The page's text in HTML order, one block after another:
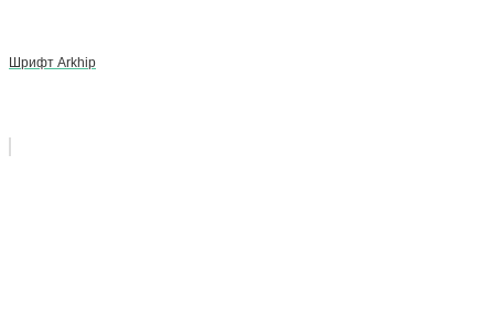
Шрифт Arkhip